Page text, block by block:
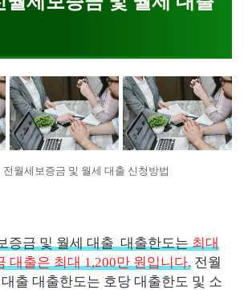
전월세보증금 및 월세 대출 신청방법
증금 및 월세 대출 대출한도는 최대
대출은 최대 1,200만 원입니다. 전월
출 대출한도는 호당 대출한도 및 소